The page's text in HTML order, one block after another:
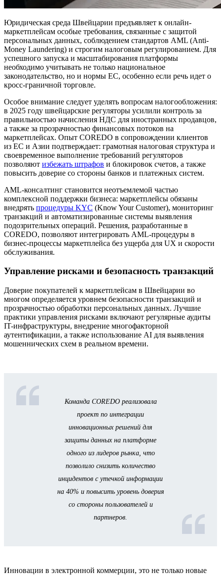
Юридическая среда Швейцарии предъявляет к онлайн-
маркетплейсам особые требования, связанные с защитой
персональных данных, соблюдением стандартов AML (Anti-
Money Laundering) и строгим налоговым регулированием. Для
успешного запуска и масштабирования платформы
необходимо учитывать не только национальное
законодательство, но и нормы ЕС, особенно если речь идет о
кросс-граничной торговле.
Особое внимание следует уделять вопросам налогообложения:
в 2025 году швейцарские регуляторы усилили контроль за
правильностью начисления НДС для иностранных продавцов,
а также за прозрачностью финансовых потоков на
маркетплейсах. Опыт COREDO в сопровождении клиентов
из ЕС и Азии подтверждает: грамотная налоговая структура и
своевременное выполнение требований регуляторов
позволяют избежать штрафов и блокировок счетов, а также
повысить доверие со стороны банков и платежных систем.
AML-консалтинг становится неотъемлемой частью
комплексной поддержки бизнеса: маркетплейсы обязаны
внедрять процедуры KYC (Know Your Customer), мониторинг
транзакций и автоматизированные системы выявления
подозрительных операций. Решения, разработанные в
COREDO, позволяют интегрировать AML-процедуры в
бизнес-процессы маркетплейса без ущерба для UX и скорости
обслуживания.
Управление рисками и безопасность транзакций
Доверие покупателей к маркетплейсам в Швейцарии во
многом определяется уровнем безопасности транзакций и
прозрачностью обработки персональных данных. Лучшие
практики управления рисками включают регулярные аудиты
IT-инфраструктуры, внедрение многофакторной
аутентификации, а также использование AI для выявления
мошеннических схем в реальном времени.
Команда COREDO реализовала
проект по интеграции
инновационных решений для
защиты данных на платформе
одного из лидеров рынка, что
позволило снизить количество
инцидентов с утечкой информации
на 40% и повысить уровень доверия
со стороны пользователей и
партнеров.
Инновации в электронной коммерции, это не только новые